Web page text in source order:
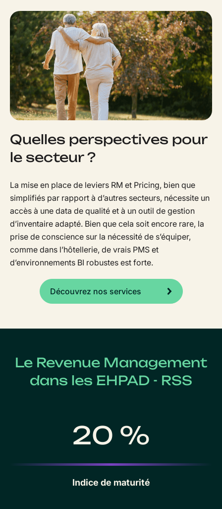
Quelles perspectives pour
le secteur ?
La mise en place de leviers RM et Pricing, bien que
simplifiés par rapport à d’autres secteurs, nécessite un
accès à une data de qualité et à un outil de gestion
d’inventaire adapté. Bien que cela soit encore rare, la
prise de conscience sur la nécessité de s’équiper,
comme dans l’hôtellerie, de vrais PMS et
d’environnements BI robustes est forte.
Découvrez nos services
Le Revenue Management
dans les EHPAD - RSS
20 %
Indice de maturité